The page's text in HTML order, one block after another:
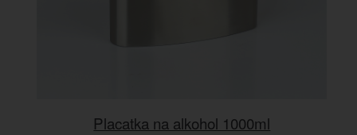
Placatka na alkohol 1000ml